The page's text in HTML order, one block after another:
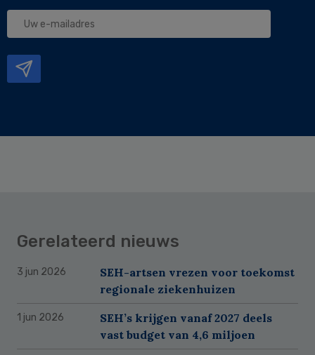
Uw
Gerelateerd nieuws
3 jun 2026
SEH-artsen vrezen voor toekomst
regionale ziekenhuizen
1 jun 2026
SEH’s krijgen vanaf 2027 deels
vast budget van 4,6 miljoen